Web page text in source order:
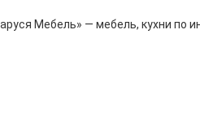
Мебель» — мебель, кухни по